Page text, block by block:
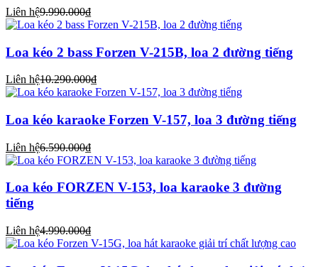
Liên hệ9.990.000₫
Loa kéo 2 bass Forzen V-215B, loa 2 đường tiếng
Liên hệ10.290.000₫
Loa kéo karaoke Forzen V-157, loa 3 đường tiếng
Liên hệ6.590.000₫
Loa kéo FORZEN V-153, loa karaoke 3 đường
tiếng
Liên hệ4.990.000₫